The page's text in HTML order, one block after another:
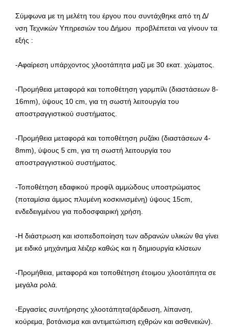
Σύμφωνα με τη μελέτη του έργου που συντάχθηκε από τη Δ/
νση Τεχνικών Υπηρεσιών του Δήμου προβλέπεται να γίνουν τα
εξής :
-Αφαίρεση υπάρχοντος χλοοτάπητα μαζί με 30 εκατ. χώματος.
-Προμήθεια μεταφορά και τοποθέτηση γαρμπίλι (διαστάσεων 8-
16mm), ύψους 10 cm, για τη σωστή λειτουργία του
αποστραγγιστικού συστήματος.
-Προμήθεια μεταφορά και τοποθέτηση ρυζάκι (διαστάσεων 4-
8mm), ύψους 5 cm, για τη σωστή λειτουργία του
αποστραγγιστικού συστήματος.
-Τοποθέτηση εδαφικού προφίλ αμμώδους υποστρώματος
(ποταμίσια άμμος πλυμένη κοσκινισμένη) ύψους 15cm,
ενδεδειγμένου για ποδοσφαιρική χρήση.
-Η διάστρωση και ισοπεδοποίηση των αδρανών υλικών θα γίνει
με ειδικό μηχάνημα λέιζερ καθώς και η δημιουργία κλίσεων
-Προμήθεια, μεταφορά και τοποθέτηση έτοιμου χλοοτάπητα σε
μεγάλα ρολά.
-Εργασίες συντήρησης χλοοτάπητα(άρδευση, λίπανση,
κούρεμα, βοτάνισμα και αντιμετώπιση εχθρών και ασθενειών).